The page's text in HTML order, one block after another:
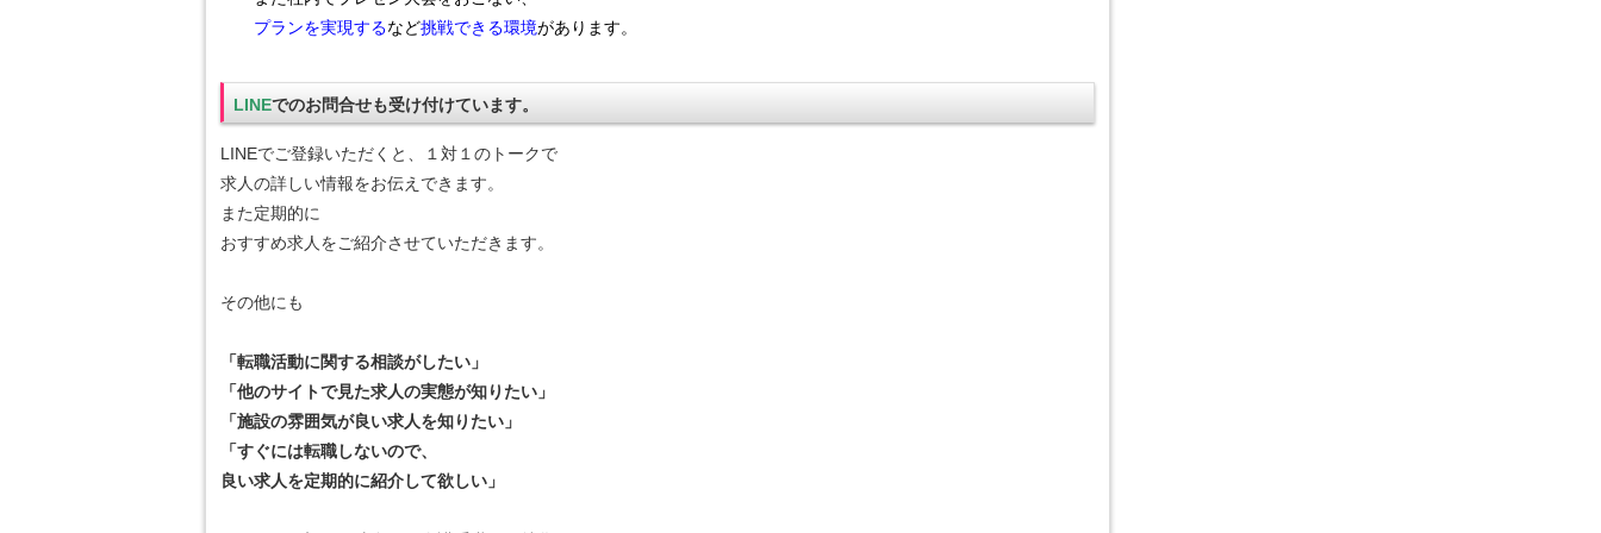
プランを実現するなど挑戦できる環境があります。
LINEでのお問合せも受け付けています。
LINEでご登録いただくと、１対１のトークで
求人の詳しい情報をお伝えできます。
また定期的に
おすすめ求人をご紹介させていただきます。
その他にも
「転職活動に関する相談がしたい」
「他のサイトで見た求人の実態が知りたい」
「施設の雰囲気が良い求人を知りたい」
「すぐには転職しないので、
良い求人を定期的に紹介して欲しい」